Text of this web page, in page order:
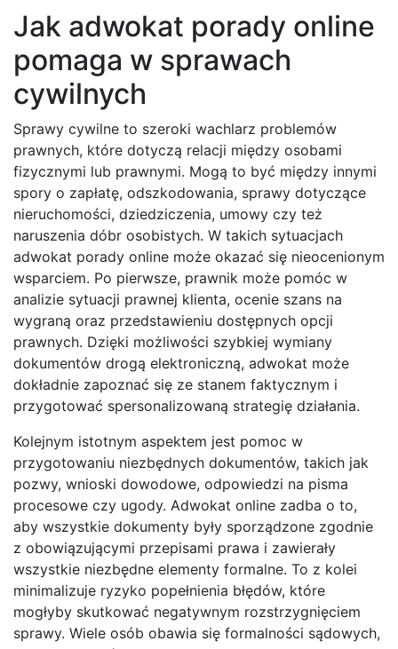
Jak adwokat porady online
pomaga w sprawach
cywilnych
Sprawy cywilne to szeroki wachlarz problemów
prawnych, które dotyczą relacji między osobami
fizycznymi lub prawnymi. Mogą to być między innymi
spory o zapłatę, odszkodowania, sprawy dotyczące
nieruchomości, dziedziczenia, umowy czy też
naruszenia dóbr osobistych. W takich sytuacjach
adwokat porady online może okazać się nieocenionym
wsparciem. Po pierwsze, prawnik może pomóc w
analizie sytuacji prawnej klienta, ocenie szans na
wygraną oraz przedstawieniu dostępnych opcji
prawnych. Dzięki możliwości szybkiej wymiany
dokumentów drogą elektroniczną, adwokat może
dokładnie zapoznać się ze stanem faktycznym i
przygotować spersonalizowaną strategię działania.
Kolejnym istotnym aspektem jest pomoc w
przygotowaniu niezbędnych dokumentów, takich jak
pozwy, wnioski dowodowe, odpowiedzi na pisma
procesowe czy ugody. Adwokat online zadba o to,
aby wszystkie dokumenty były sporządzone zgodnie
z obowiązującymi przepisami prawa i zawierały
wszystkie niezbędne elementy formalne. To z kolei
minimalizuje ryzyko popełnienia błędów, które
mogłyby skutkować negatywnym rozstrzygnięciem
sprawy. Wiele osób obawia się formalności sądowych,